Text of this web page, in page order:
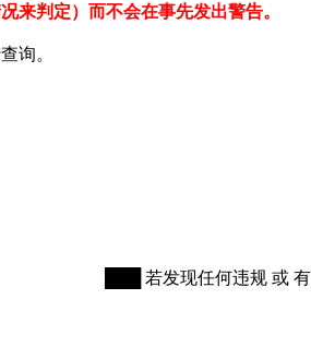
来判定）而不会在事先发出警告。
询。
███ 若发现任何违规 或 有